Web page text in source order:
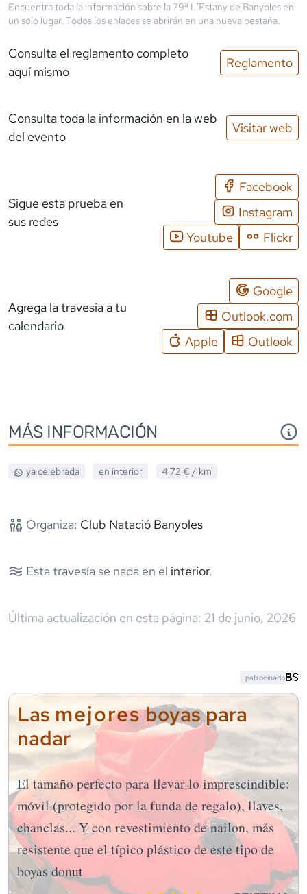
Encuentra toda la información sobre la79ª L'Estany de Banyoles en
un solo lugar. Todos los enlaces se abrirán en una nueva pestaña.
Consulta el reglamento completo
aquí mismo
Reglamento
Consulta toda la información en la web
del evento
Visitar web
Sigue esta prueba en
sus redes
Facebook
Instagram
Youtube
Flickr
Agrega la travesía a tu
calendario
Google
Outlook.com
Apple
Outlook
MÁS INFORMACIÓN
ya celebrada en interior 4,72 € / km
Organiza: Club Natació Banyoles
Esta travesía se nada en el interior.
Última actualización en esta página: 21 de junio, 2026
Las mejoresboyas para
nadar
El tamaño perfecto para llevar lo imprescindible:
móvil (protegido por la funda de regalo), llaves,
chanclas... Y con revestimiento de nailon, más
resistente que el típico plástico de este tipo de
boyas donut
patrocinado